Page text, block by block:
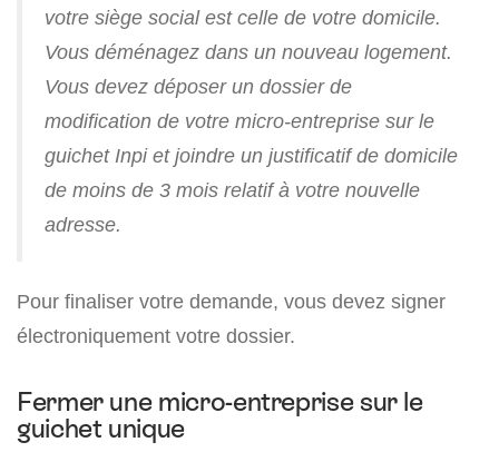
votre siège social est celle de votre domicile.
Vous déménagez dans un nouveau logement.
Vous devez déposer un dossier de
modification de votre micro-entreprise sur le
guichet Inpi et joindre un justificatif de domicile
de moins de 3 mois relatif à votre nouvelle
adresse.
Pour finaliser votre demande, vous devez signer
électroniquement votre dossier.
Fermer une micro-entreprise sur le
guichet unique